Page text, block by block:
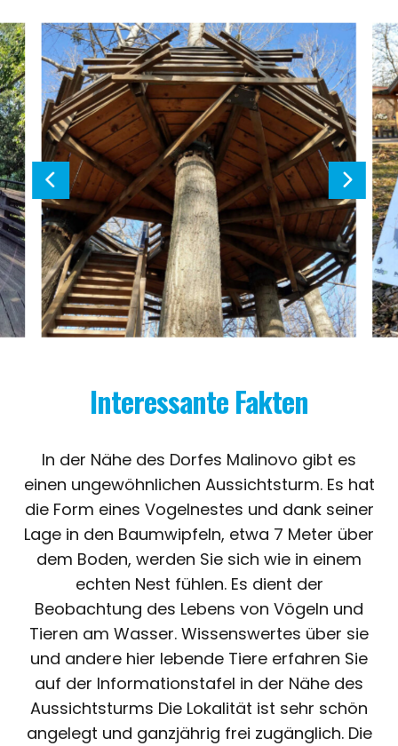
Interessante Fakten
In der Nähe des Dorfes Malinovo gibt es
einen ungewöhnlichen Aussichtsturm. Es hat
die Form eines Vogelnestes und dank seiner
Lage in den Baumwipfeln, etwa 7 Meter über
dem Boden, werden Sie sich wie in einem
echten Nest fühlen. Es dient der
Beobachtung des Lebens von Vögeln und
Tieren am Wasser. Wissenswertes über sie
und andere hier lebende Tiere erfahren Sie
auf der Informationstafel in der Nähe des
Aussichtsturms Die Lokalität ist sehr schön
angelegt und ganzjährig frei zugänglich. Die